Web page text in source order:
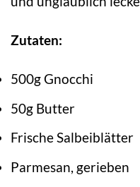
Zutaten:
500g Gnocchi
50g Butter
Frische Salbeiblätter
Parmesan, gerieben